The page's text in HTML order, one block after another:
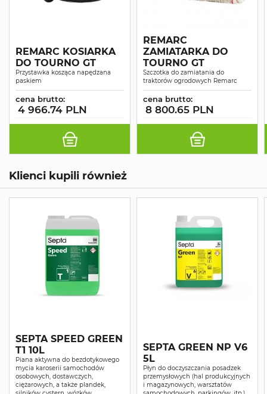
REMARC KOSIARKA
DO TOURNO GT
Przystawka kosząca napędzana
paskiem
cena brutto:
4 966.74 PLN
REMARC
ZAMIATARKA DO
TOURNO GT
Szczotka do zamiatania do
traktorów ogrodowych Remarc
cena brutto:
8 800.65 PLN
Klienci kupili również
SEPTA SPEED GREEN
T1 10L
Piana aktywna do bezdotykowego
mycia karoserii samochodów
osobowych, dostawczych,
ciężarowych, a także plandek,
SEPTA GREEN NP V6
5L
Płyn do doczyszczania posadzek
przemysłowych (hal produkcyjnych
i magazynowych, warsztatów